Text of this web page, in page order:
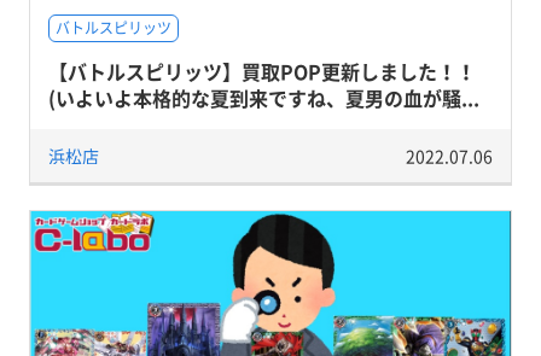
バトルスピリッツ
【バトルスピリッツ】買取POP更新しました！！
(いよいよ本格的な夏到来ですね、夏男の血が騒...
浜松店 2022.07.06